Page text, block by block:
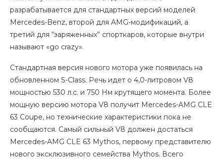
разрабатывается для стандартных версий моделей
Mercedes-Benz, второй для AMG-модификаций, а
третий для “заряженных” спорткаров, которые внутри
называют «go crazy».
Стандартная версия нового мотора уже появилась на
обновленном S-Class. Речь идет о 4,0-литровом V8
мощностью 530 л.с. и 750 Нм крутящего момента. Более
мощную версию мотора V8 получит Mercedes-AMG CLE
63 Coupe, но технические характеристики пока не
сообщаются. Самый сильный V8 должен достаться
Mercedes-AMG CLE 63 Mythos, первому представителю
нового эксклюзивного семейства Mythos. Всего